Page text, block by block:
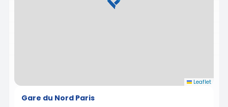
Leaflet
Gare du Nord Paris